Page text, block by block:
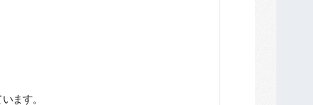
ます。